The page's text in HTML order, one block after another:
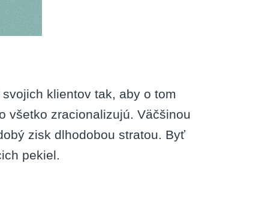
klientov tak, aby o tom
všetko zracionalizujú. Väčšinou
zisk dlhodobou stratou. Byť
pekiel.